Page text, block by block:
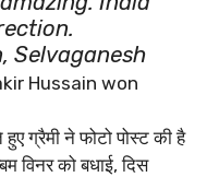
Selvaganesh
Ustad Zakhir
Grammy…
Hussain won
ग्रैमी ने फोटो पोस्ट की है
विनर को बधाई, दिस